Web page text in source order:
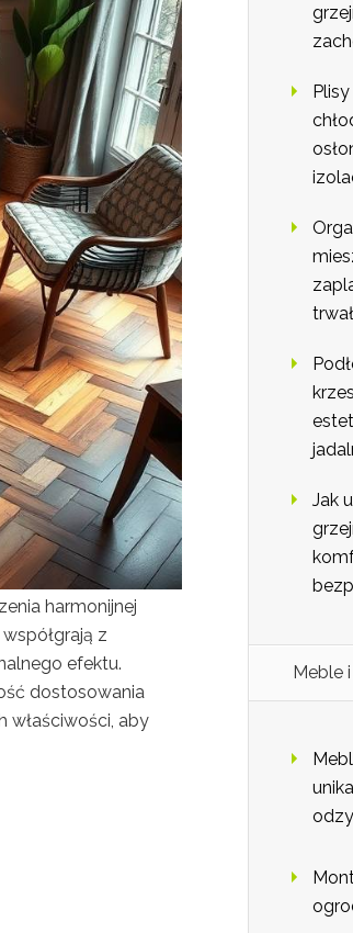
harmonijnej
z
efektu.
dostosowania
właściwości, aby
Jak
Meble